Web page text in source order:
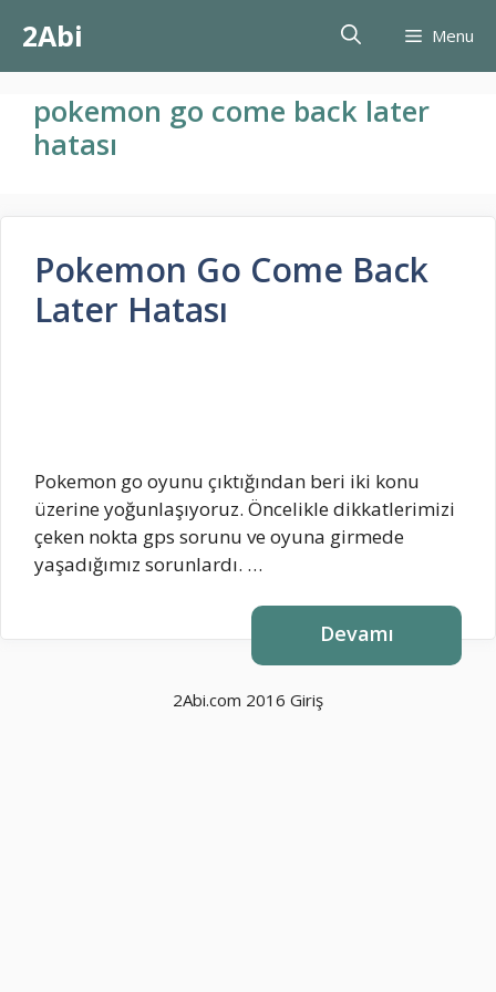
atla2Abi Menu
pokemon go come back later
hatası
Pokemon Go Come Back
Later Hatası
Pokemon go oyunu çıktığından beri iki konu
üzerine yoğunlaşıyoruz. Öncelikle dikkatlerimizi
çeken nokta gps sorunu ve oyuna girmede
yaşadığımız sorunlardı. …
Devamı
2Abi.com 2016 Giriş